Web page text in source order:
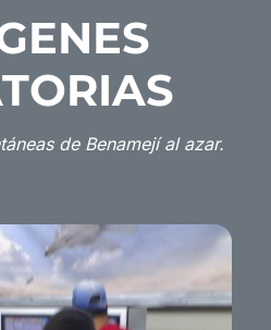
de Benamejí al azar.